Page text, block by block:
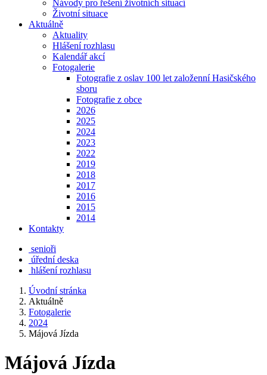
Návody pro řešení životních situací
Životní situace
Aktuálně
Aktuality
Hlášení rozhlasu
Kalendář akcí
Fotogalerie
Fotografie z oslav 100 let založenní Hasičského
sboru
Fotografie z obce
2026
2025
2024
2023
2022
2019
2018
2017
2016
2015
2014
Kontakty
senioři
úřední deska
hlášení rozhlasu
Úvodní stránka
Aktuálně
Fotogalerie
2024
Májová Jízda
Májová Jízda